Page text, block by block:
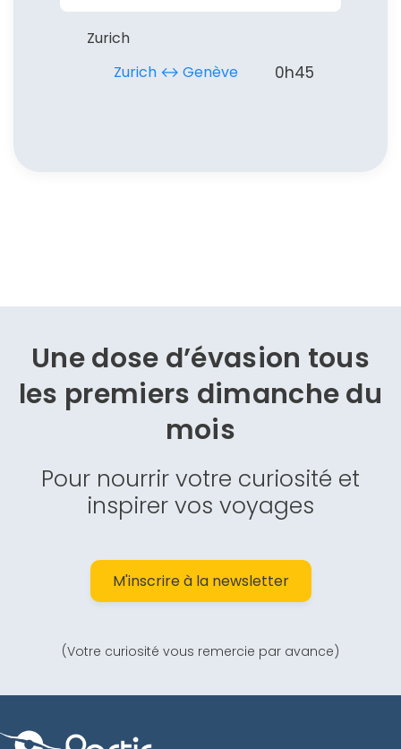
Zurich
Zurich ↔︎ Genève
0h45
Une dose d’évasion tous
les premiers dimanche du
mois
Pour nourrir votre curiosité et
inspirer vos voyages
M'inscrire à la newsletter
(Votre curiosité vous remercie par avance)